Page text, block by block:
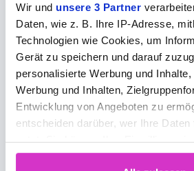
Wir und unsere 3 Partner
Daten, wie z. B. Ihre IP-Adresse,
Technologien wie Cookies, um
Gerät zu speichern und darauf
personalisierte Werbung und
Werbung und Inhalten,
Entwicklung von Angeboten zu
entscheiden darüber, wer Ihre
Cookie-Erklärung oder durch
Vielzahl von Zielgruppen zu
die Kraft des visuellen
können Unternehmen ihre
effektiver vermitteln und
Beziehungen zu ihren